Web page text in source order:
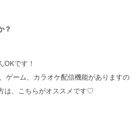
？
OKです！
ゲーム、カラオケ配信機能がありますの
は、こちらがオススメです♡